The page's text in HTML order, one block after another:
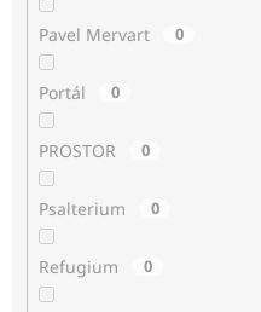
Pavel Mervart 0
Portál 0
PROSTOR 0
Psalterium 0
Refugium 0